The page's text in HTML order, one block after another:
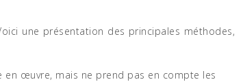
une présentation des principales méthodes,
en œuvre, mais ne prend pas en compte les